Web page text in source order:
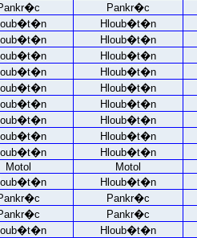
Pankr�c
Hloub�t�n
Hloub�t�n
Hloub�t�n
Hloub�t�n
Hloub�t�n
Hloub�t�n
Hloub�t�n
Hloub�t�n
Hloub�t�n
Motol Motol
Hloub�t�n
Pankr�c
Pankr�c
Hloub�t�n